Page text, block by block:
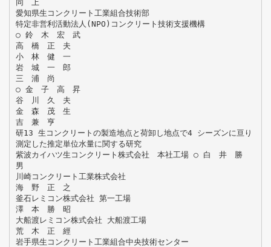
同 上
愛知県生コンクリート工業組合技術部
特定非営利活動法人(NPO)コンクリート技術支援機構
○ 鈴 木 宏 武
高 橋 正 夫
小 林 健 一
岩 城 一 郎
三 浦 尚
○ 金 子 高 昇
谷 川 久 夫
金 森 茂 生
吉 兼 亨
研13 生コンクリートの製造地点と荷卸し地点で4 シーズンに亘り
測定した推定単位水量に関する研究
紫波カイハツ生コンクリート株式会社 本社工場 ○ 白 井 勝
男
川崎コンクリート工業株式会社
海 野 正 之
釜石レミコン株式会社 第一工場
澤 本 勝 昭
大船渡レミコン株式会社 大船渡工場
荒 木 正 經
岩手県生コンクリート工業組合中央技術センター